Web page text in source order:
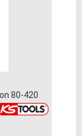
80-420